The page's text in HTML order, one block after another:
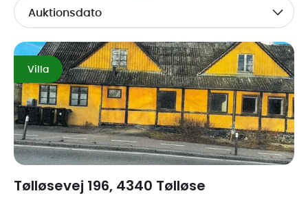
Auktionsdato
Villa
Tølløsevej 196, 4340 Tølløse